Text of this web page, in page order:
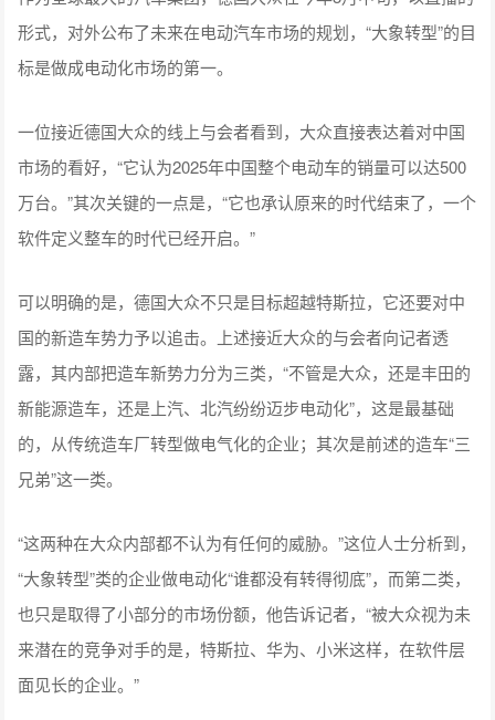
形式，对外公布了未来在电动汽车市场的规划，“大象转型”的目
标是做成电动化市场的第一。
一位接近德国大众的线上与会者看到，大众直接表达着对中国
市场的看好，“它认为2025年中国整个电动车的销量可以达500
万台。”其次关键的一点是，“它也承认原来的时代结束了，一个
软件定义整车的时代已经开启。”
可以明确的是，德国大众不只是目标超越特斯拉，它还要对中
国的新造车势力予以追击。上述接近大众的与会者向记者透
露，其内部把造车新势力分为三类，“不管是大众，还是丰田的
新能源造车，还是上汽、北汽纷纷迈步电动化”，这是最基础
的，从传统造车厂转型做电气化的企业；其次是前述的造车“三
兄弟”这一类。
“这两种在大众内部都不认为有任何的威胁。”这位人士分析到，
“大象转型”类的企业做电动化“谁都没有转得彻底”，而第二类，
也只是取得了小部分的市场份额，他告诉记者，“被大众视为未
来潜在的竞争对手的是，特斯拉、华为、小米这样，在软件层
面见长的企业。”